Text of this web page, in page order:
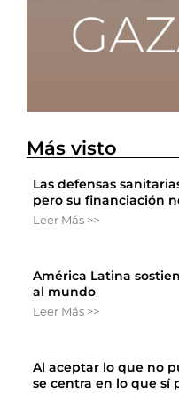
Más visto
Las defensas
pero su financiación
Leer Más >>
América Latina
al mundo
Leer Más >>
Al aceptar lo que no
se centra en lo que sí